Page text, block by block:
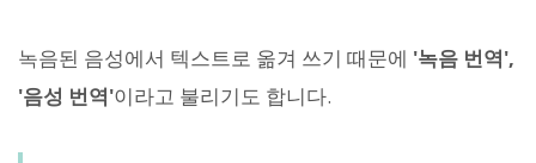
녹음된 음성에서 텍스트로 옮겨 쓰기 때문에 '녹음 번역',
'음성 번역'이라고 불리기도 합니다.